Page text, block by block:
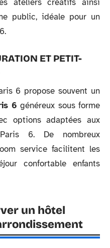
public, idéale pour un
ET PETIT-
6 propose souvent un
6 généreux sous forme
options adaptées aux
6. De nombreux
service facilitent les
confortable enfants
un hôtel